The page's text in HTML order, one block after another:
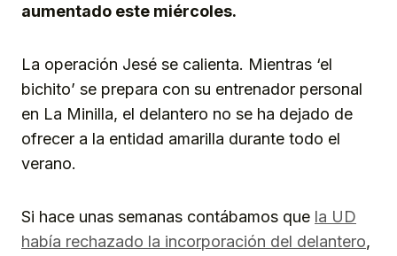
aumentado este miércoles.
La operación Jesé se calienta. Mientras ‘el
bichito’ se prepara con su entrenador personal
en La Minilla, el delantero no se ha dejado de
ofrecer a la entidad amarilla durante todo el
verano.
Si hace unas semanas contábamos que la UD
había rechazado la incorporación del delantero,